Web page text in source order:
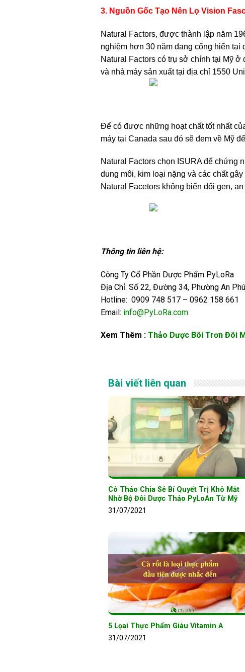
3. Nguồn Gốc Tạo Nên Lọ Vision
Natural Factors, được thành lập năm
nghiệm hơn 30 năm đang cống hiến tại
Natural Factors có trụ sở chính tại Mỹ
và nhà máy sản xuất tại địa chỉ 1550
Để có được những hoạt chất tốt nhất
máy tại Canada sau đó sẽ đem về Mỹ
Natural Factors chọn ISURA để chứng
dung môi, kim loại nặng và các chất
Natural Facetors không biến đổi gen,
Thông tin liên hệ:
Công Ty Cổ Phần Dược Phẩm PyLoRa
Địa Chỉ: Số 22, Đường 34, Phường An
Hotline: 0909 748 517 – 0962 158 661
Email: info@PyLoRa.com
Xem Thêm : Thảo Dược Bôi Trơn Đôi
Bài viết liên quan
Cô Thảo Chia Sẻ Bí Quyết Trị Khô Mắt
Nhờ Bộ Đôi Dược Thảo PyLoAn Từ Mỹ
31/07/2021
5 Lọai Thực Phẩm Giàu Vitamin A
31/07/2021